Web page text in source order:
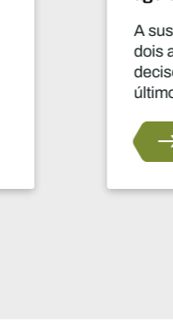
da produção
anos constitui uma das
mais significativas
anos no que diz